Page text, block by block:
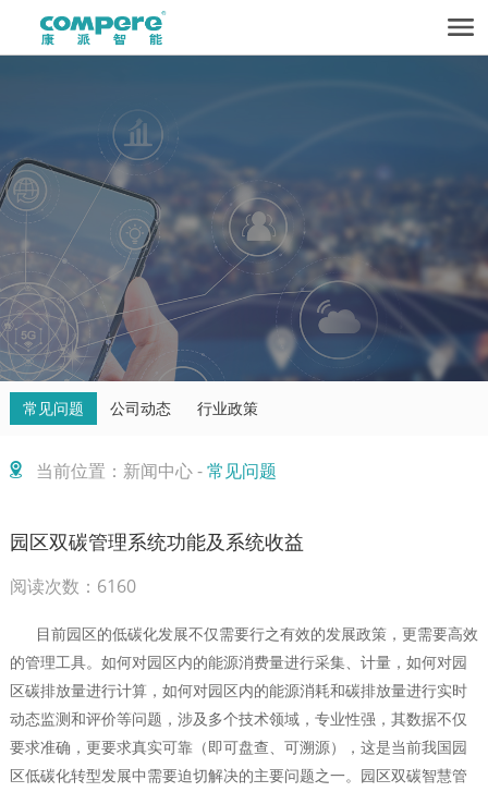
常见问题 公司动态 行业政策
当前位置：新闻中心 -常见问题
园区双碳管理系统功能及系统收益
阅读次数：6160
目前园区的低碳化发展不仅需要行之有效的发展政策，更需要高效
的管理工具。如何对园区内的能源消费量进行采集、计量，如何对园
区碳排放量进行计算，如何对园区内的能源消耗和碳排放量进行实时
动态监测和评价等问题，涉及多个技术领域，专业性强，其数据不仅
要求准确，更要求真实可靠（即可盘查、可溯源），这是当前我国园
区低碳化转型发展中需要迫切解决的主要问题之一。园区双碳智慧管